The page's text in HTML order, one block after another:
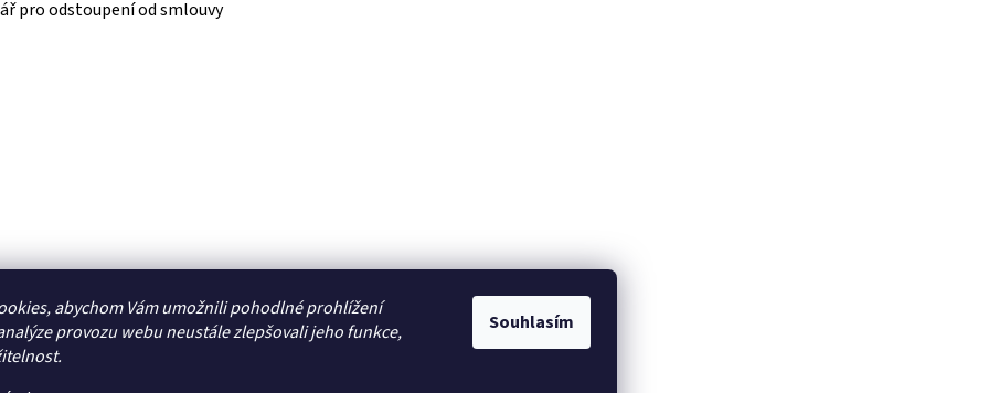
abychom Vám umožnili pohodlné prohlížení
provozu webu neustále zlepšovali jeho funkce,
Souhlasím
pro odstoupení od smlouvy